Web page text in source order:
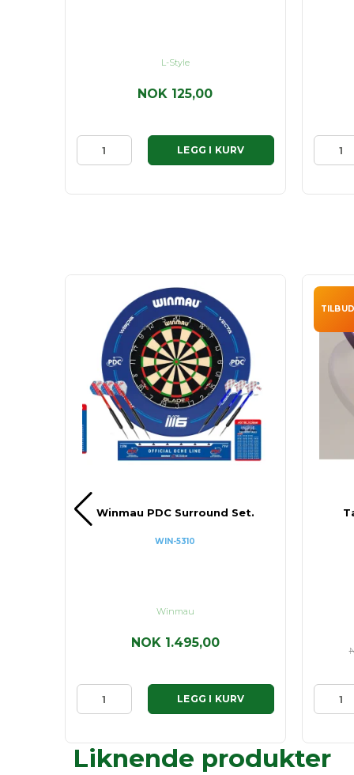
L-Style
NOK 125,00
LEGG I KURV
Winmau PDC Surround Set.
WIN-5310
Winmau
NOK 1.495,00
LEGG I KURV
Liknende produkter